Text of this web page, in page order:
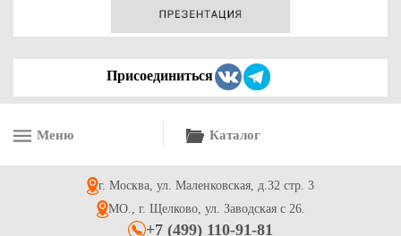
Контейнер пластиковый для сэндвичей 3-х слойный
Присоединиться
Меню Каталог
г. Москва, ул. Маленковская, д.32 стр. 3
МО., г. Щелково, ул. Заводская с 26.
+7 (499) 110-91-81